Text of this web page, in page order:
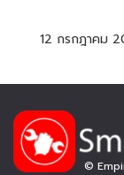
12 กรกฎาคม
©